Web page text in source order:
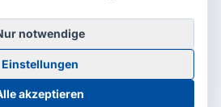
entwickelt durch dieMedienagentur
Babelsberg
AGBDatenschutzImpressum
Einstellungen
notwendige
Einstellungen
akzeptieren